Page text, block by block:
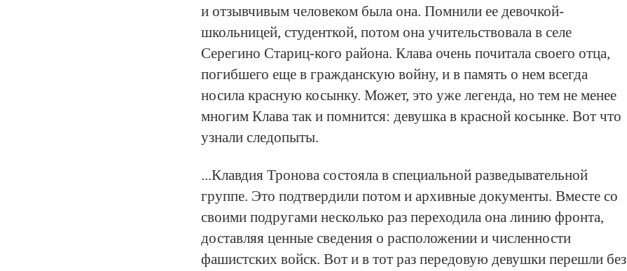
и отзывчивым человеком была она. Помнили ее девочкой-
школьницей, студенткой, потом она учительствовала в селе
Серегино Стариц-кого района. Клава очень почитала своего отца,
погибшего еще в гражданскую войну, и в память о нем всегда
носила красную косынку. Может, это уже легенда, но тем не менее
многим Клава так и помнится: девушка в красной косынке. Вот что
узнали следопыты.
...Клавдия Тронова состояла в специальной разведывательной
группе. Это подтвердили потом и архивные документы. Вместе со
своими подругами несколько раз переходила она линию фронта,
доставляя ценные сведения о расположении и численности
фашистских войск. Вот и в тот раз передовую девушки перешли без